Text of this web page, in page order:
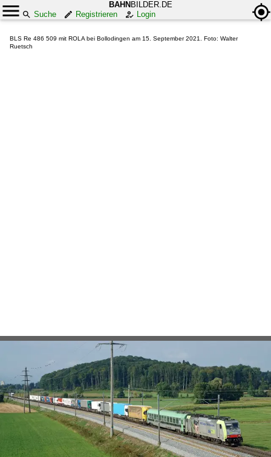
BAHN BILDER.DE
Suche
Registrieren Login
BLS Re 486 509 mit ROLA bei Bollodingen am 15. September 2021. Foto: Walter
Ruetsch